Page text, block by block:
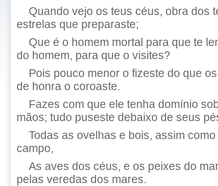
Quando vejo os teus céus, obra dos
estrelas que preparaste;
Que é o homem mortal para que te
do homem, para que o visites?
Pois pouco menor o fizeste do que
de honra o coroaste.
Fazes com que ele tenha domínio
mãos; tudo puseste debaixo de seus
Todas as ovelhas e bois, assim
campo,
As aves dos céus, e os peixes do
pelas veredas dos mares.